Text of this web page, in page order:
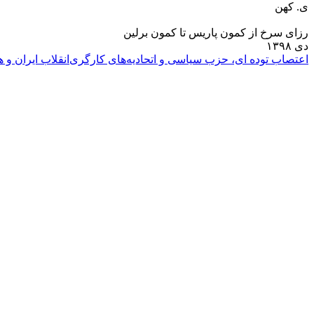
ی. کهن
رزای سرخ از کمون پاریس تا کمون برلین
دى ١٣٩٨
اعتصاب توده اى، حزب سیاسی و اتحادیه‌های کارگری انقلاب ايران